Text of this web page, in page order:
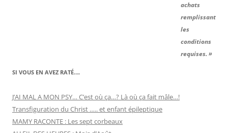
achats
remplissant
les
conditions
requises. »
SI VOUS EN AVEZ RATÉ….
J’AI MAL A MON PSY… C’est où ça…? Là où ça fait mâle…!
Transfiguration du Christ ….. et enfant épileptique
MAMY RACONTE : Les sept corbeaux